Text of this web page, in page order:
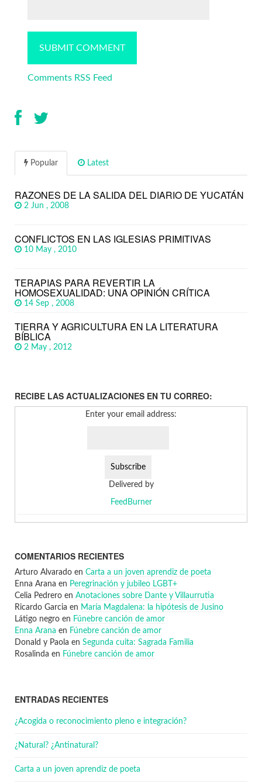
Comments RSS Feed
Popular Latest
RAZONES DE LA SALIDA DEL DIARIO DE YUCATÁN
2 Jun , 2008
CONFLICTOS EN LAS IGLESIAS PRIMITIVAS
10 May , 2010
TERAPIAS PARA REVERTIR LA
HOMOSEXUALIDAD: UNA OPINIÓN CRÍTICA
14 Sep , 2008
TIERRA Y AGRICULTURA EN LA LITERATURA
BÍBLICA
2 May , 2012
RECIBE LAS ACTUALIZACIONES EN TU CORREO:
Enter your email address:
Delivered by
FeedBurner
COMENTARIOS RECIENTES
Arturo Alvarado en Carta a un joven aprendiz de poeta
Enna Arana en Peregrinación y jubileo LGBT+
Celia Pedrero en Anotaciones sobre Dante y Villaurrutia
Ricardo Garcia en María Magdalena: la hipótesis de Jusino
Látigo negro en Fúnebre canción de amor
Enna Arana en Fúnebre canción de amor
Donald y Paola en Segunda cuita: Sagrada Familia
Rosalinda en Fúnebre canción de amor
ENTRADAS RECIENTES
¿Acogida o reconocimiento pleno e integración?
¿Natural? ¿Antinatural?
Carta a un joven aprendiz de poeta